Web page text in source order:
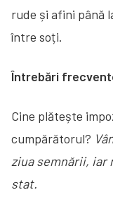
rude și afini până
între soți.
Întrebări
Cine plătește
cumpărătorul?
ziua semnării, iar
stat.